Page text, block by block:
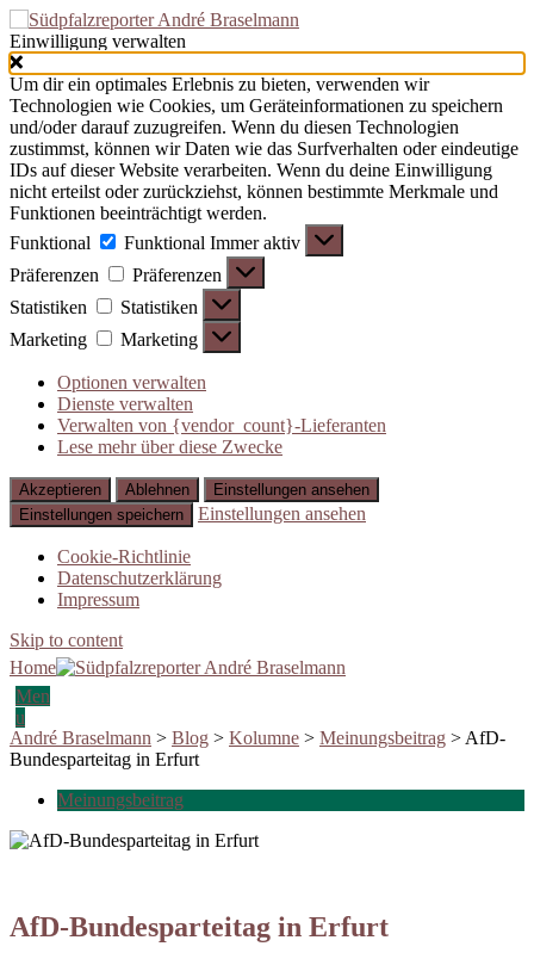
Einwilligung verwalten
Um dir ein optimales Erlebnis zu bieten, verwenden wir
Technologien wie Cookies, um Geräteinformationen zu speichern
und/oder darauf zuzugreifen. Wenn du diesen Technologien
zustimmst, können wir Daten wie das Surfverhalten oder eindeutige
IDs auf dieser Website verarbeiten. Wenn du deine Einwilligung
nicht erteilst oder zurückziehst, können bestimmte Merkmale und
Funktionen beeinträchtigt werden.
Funktional
Funktional Immer aktiv
Präferenzen
Präferenzen
Statistiken
Statistiken
Marketing
Marketing
Optionen verwalten
Dienste verwalten
Verwalten von {vendor_count}-Lieferanten
Lese mehr über diese Zwecke
Akzeptieren Ablehnen
Einstellungen ansehen
Einstellungen speichern
Einstellungen ansehen
Cookie-Richtlinie
Datenschutzerklärung
Impressum
Skip to content
Home
Men
u
André Braselmann > Blog > Kolumne > Meinungsbeitrag > AfD-
Bundesparteitag in Erfurt
Meinungsbeitrag
AfD-Bundesparteitag in Erfurt